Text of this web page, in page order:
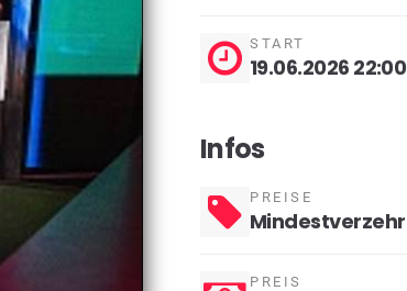
START
19.06.2026 22:00
Infos
PREISE
Mindestverzehr
PREIS